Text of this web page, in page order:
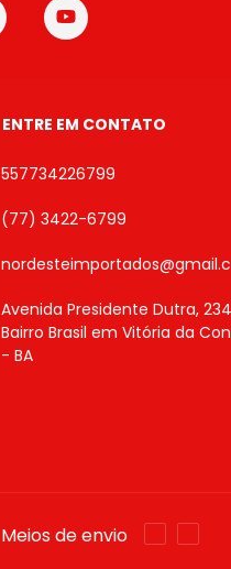
ENTRE EM CONTATO
557734226799
(77) 3422-6799
Avenida Presidente Dutra,
Bairro Brasil em Vitória da
- BA
Meios de envio